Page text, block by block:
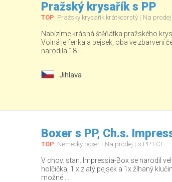
Pražský krysařík s PP
TOP Pražský krysařík krátkosrstý Na prodej
Nabízíme krásná štěňátka pražského
Volná je fenka a pejsek, oba ve zbarvení
narodila 18. ...
Jihlava
Boxer s PP, Ch.s.
TOP Německý boxer Na prodej s PP FCI
V chov. stan. Impressia-Box se narodil
holčička, 1 x zlatý pejsek a 1x žíhaný
možné ...